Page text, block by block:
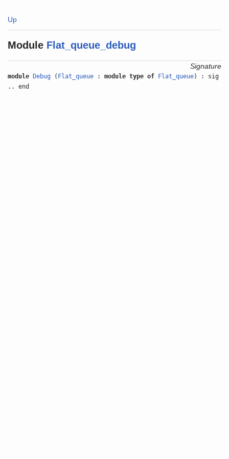
Up
Module Flat_queue_debug
Signature
module Debug ( Flat_queue :module type of Flat_queue) : sig
.. end